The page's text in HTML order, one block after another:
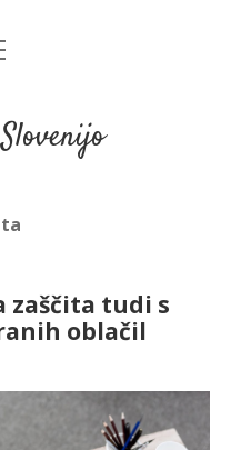
zaščita tudi s
oblačil